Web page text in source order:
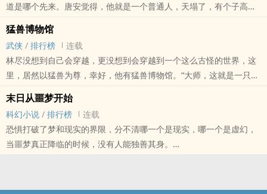
道是哪个先来。唐安觉得，他就是一个普通人，天塌了，有个子高的
猛兽博物馆
武侠 / 排行榜
连载
林尽没想到自己会穿越，更没想到会穿越到一个这么古怪的世界，这
里，居然以猛兽为尊，幸好，他有猛兽博物馆。“大师，这就是一只半
的珍奇兽宠。”“那这只掉毛的土狗又是什么名堂？”“土狗？没眼光，这
是吞天犬的分支后裔，还有一丝麒麟血脉，听我的，赶紧签了血
契，......
末日从噩梦开始
科幻小说 / 排行榜
连载
恐惧打破了梦和现实的界限，分不清哪一个是现实，哪一个是虚幻，
当噩梦真正降临的时候，没有人能独善其身。